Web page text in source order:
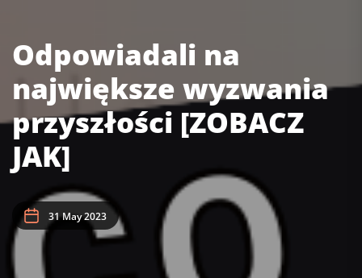
Odpowiadali na
największe wyzwania
przyszłości [ZOBACZ
JAK]
31 May 2023